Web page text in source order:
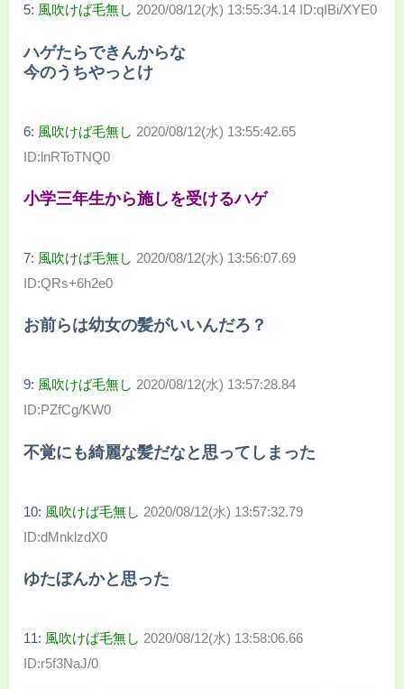
5: 風吹けば毛無し 2020/08/12(水) 13:55:34.14 ID:qIBi/XYE0
ハゲたらできんからな
今のうちやっとけ
6: 風吹けば毛無し 2020/08/12(水) 13:55:42.65
ID:lnRToTNQ0
小学三年生から施しを受けるハゲ
7: 風吹けば毛無し 2020/08/12(水) 13:56:07.69
ID:QRs+6h2e0
お前らは幼女の髪がいいんだろ？
9: 風吹けば毛無し 2020/08/12(水) 13:57:28.84
ID:PZfCg/KW0
不覚にも綺麗な髪だなと思ってしまった
10: 風吹けば毛無し 2020/08/12(水) 13:57:32.79
ID:dMnklzdX0
ゆたぼんかと思った
11: 風吹けば毛無し 2020/08/12(水) 13:58:06.66
ID:r5f3NaJ/0